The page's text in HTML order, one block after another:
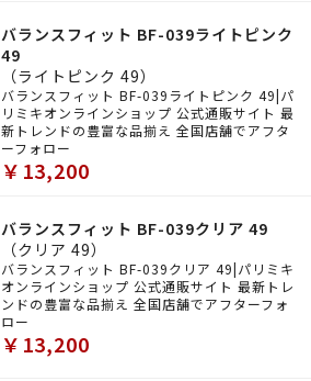
バランスフィット BF-039ライトピンク
49
（ライトピンク 49）
バランスフィット BF-039ライトピンク 49|パ
リミキオンラインショップ 公式通販サイト 最
新トレンドの豊富な品揃え 全国店舗でアフタ
ーフォロー
￥13,200
バランスフィット BF-039クリア 49
（クリア 49）
バランスフィット BF-039クリア 49|パリミキ
オンラインショップ 公式通販サイト 最新トレ
ンドの豊富な品揃え 全国店舗でアフターフォ
ロー
￥13,200